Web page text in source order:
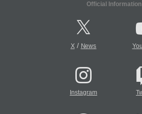
Official Information
X/ News
Instagram